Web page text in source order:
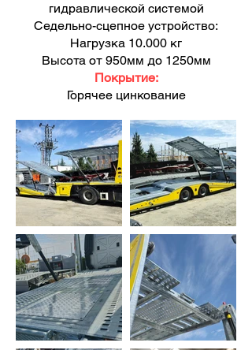
гидравлической системой
Седельно-сцепное устройство:
Нагрузка 10.000 кг
Высота от 950мм до 1250мм
Покрытие:
Горячее цинкование